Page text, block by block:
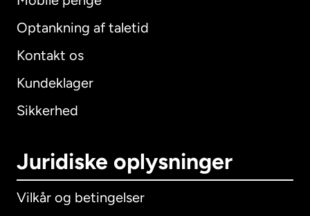
Optankning af taletid
Kontakt os
Kundeklager
Sikkerhed
Juridiske oplysninger
Vilkår og betingelser